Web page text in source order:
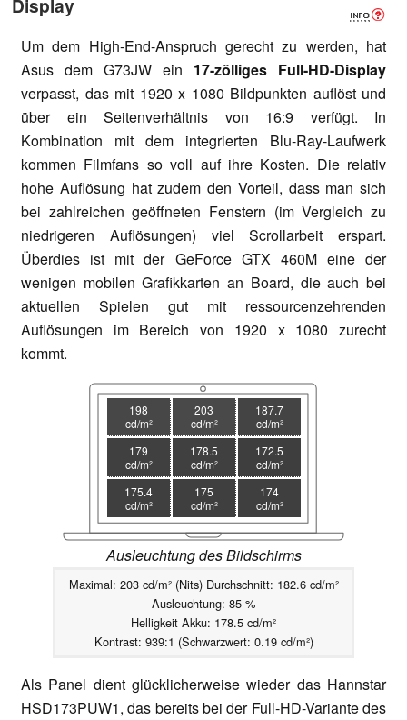
Display
Um dem High-End-Anspruch gerecht zu werden, hat
Asus dem G73JW ein 17-zölliges Full-HD-Display
verpasst, das mit 1920 x 1080 Bildpunkten auflöst und
über ein Seitenverhältnis von 16:9 verfügt. In
Kombination mit dem integrierten Blu-Ray-Laufwerk
kommen Filmfans so voll auf ihre Kosten. Die relativ
hohe Auflösung hat zudem den Vorteil, dass man sich
bei zahlreichen geöffneten Fenstern (im Vergleich zu
niedrigeren Auflösungen) viel Scrollarbeit erspart.
Überdies ist mit der GeForce GTX 460M eine der
wenigen mobilen Grafikkarten an Board, die auch bei
aktuellen Spielen gut mit ressourcenzehrenden
Auflösungen im Bereich von 1920 x 1080 zurecht
kommt.
198
cd/m²
203
cd/m²
187.7
cd/m²
179
cd/m²
178.5
cd/m²
172.5
cd/m²
175.4
cd/m²
175
cd/m²
174
cd/m²
Ausleuchtung des Bildschirms
Maximal: 203 cd/m² (Nits) Durchschnitt: 182.6 cd/m²
Ausleuchtung: 85 %
Helligkeit Akku: 178.5 cd/m²
Kontrast: 939:1 (Schwarzwert: 0.19 cd/m²)
Als Panel dient glücklicherweise wieder das Hannstar
HSD173PUW1, das bereits bei der Full-HD-Variante des